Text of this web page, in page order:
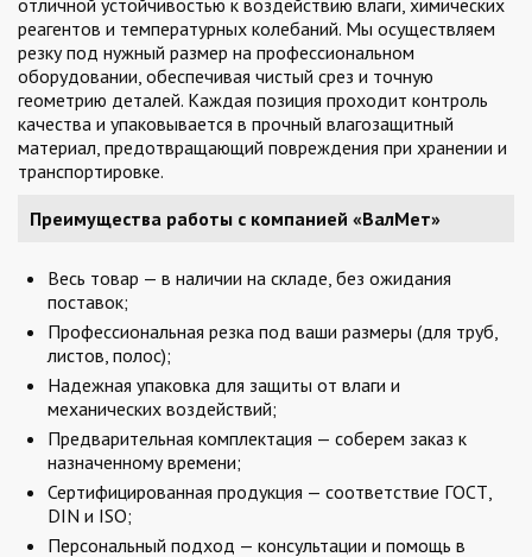
отличной устойчивостью к воздействию влаги, химических
реагентов и температурных колебаний. Мы осуществляем
резку под нужный размер на профессиональном
оборудовании, обеспечивая чистый срез и точную
геометрию деталей. Каждая позиция проходит контроль
качества и упаковывается в прочный влагозащитный
материал, предотвращающий повреждения при хранении и
транспортировке.
Преимущества работы с компанией «ВалМет»
Весь товар — в наличии на складе, без ожидания
поставок;
Профессиональная резка под ваши размеры (для труб,
листов, полос);
Надежная упаковка для защиты от влаги и
механических воздействий;
Предварительная комплектация — соберем заказ к
назначенному времени;
Сертифицированная продукция — соответствие ГОСТ,
DIN и ISO;
Персональный подход — консультации и помощь в